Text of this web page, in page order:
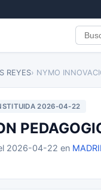
REYES› NYMO
2026-04-22
2026-04-22 en